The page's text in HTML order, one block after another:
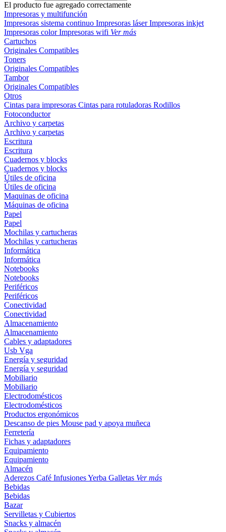
El producto fue agregado correctamente
Impresoras y multifunción
Impresoras sistema continuo Impresoras láserImpresoras inkjet
Impresoras colorImpresoras wifi Ver más
Cartuchos
Originales Compatibles
Toners
Originales Compatibles
Tambor
Originales Compatibles
Otros
Cintas para impresoras Cintas para rotuladoras Rodillos
Fotoconductor
Archivo y carpetas
Archivo y carpetas
Escritura
Escritura
Cuadernos y blocks
Cuadernos y blocks
Útiles de oficina
Útiles de oficina
Maquinas de oficina
Máquinas de oficina
Papel
Papel
Mochilas y cartucheras
Mochilas y cartucheras
Informática
Informática
Notebooks
Notebooks
Periféricos
Periféricos
Conectividad
Conectividad
Almacenamiento
Almacenamiento
Cables y adaptadores
Usb Vga
Energía y seguridad
Energía y seguridad
Mobiliario
Mobiliario
Electrodomésticos
Electrodomésticos
Productos ergonómicos
Descanso de pies Mouse pad y apoya muñeca
Ferretería
Fichas y adaptadores
Equipamiento
Equipamiento
Almacén
Aderezos Café InfusionesYerba Galletas Ver más
Bebidas
Bebidas
Bazar
Servilletas y Cubiertos
Snacks y almacén